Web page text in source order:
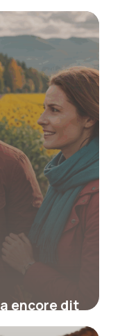
et
encore dit
et